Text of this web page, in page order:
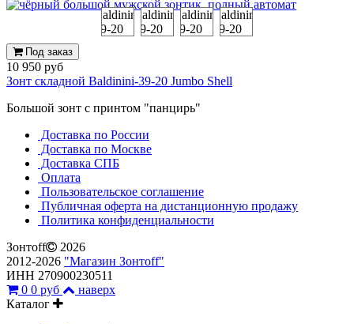
Под заказ
10 950 руб
Зонт складной Baldinini-39-20 Jumbo Shell
Большой зонт с принтом "панцирь"
Доставка по России
Доставка по Москве
Доставка СПБ
Оплата
Пользовательское соглашение
Публичная оферта на дистанционную продажу
Политика конфиденциальности
Зонтoff
2026
2012-2026 "Магазин Зонтoff"
ИНН 270900230511
0 0 руб
наверх
Каталог